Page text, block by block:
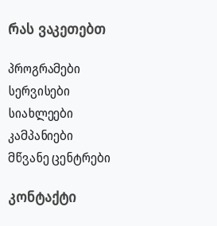
რას ვაკეთებთ
პროგრამები
სერვისები
სიახლეები
კამპანიები
მწვანე ცენტრები
კონტაქტი